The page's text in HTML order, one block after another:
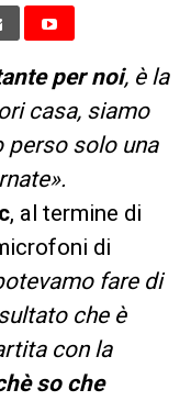
per noi, è la
casa, siamo
perso solo una
, al termine di
di
fare di
che è
con la
so che